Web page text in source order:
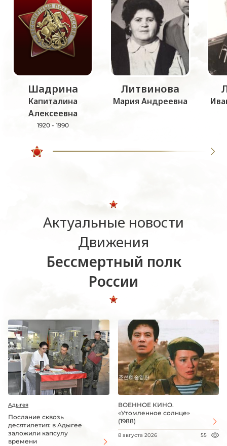
Шадрина
Капиталина
Алексеевна
1920 - 1990
Литвинова
Мария Андреевна
Актуальные новости
Движения
Бессмертный полк
России
Адыгея
Послание сквозь
десятилетия: в Адыгее
заложили капсулу
времени
ВОЕННОЕ КИНО.
«Утомленное солнце»
(1988)
8 августа 2026 55